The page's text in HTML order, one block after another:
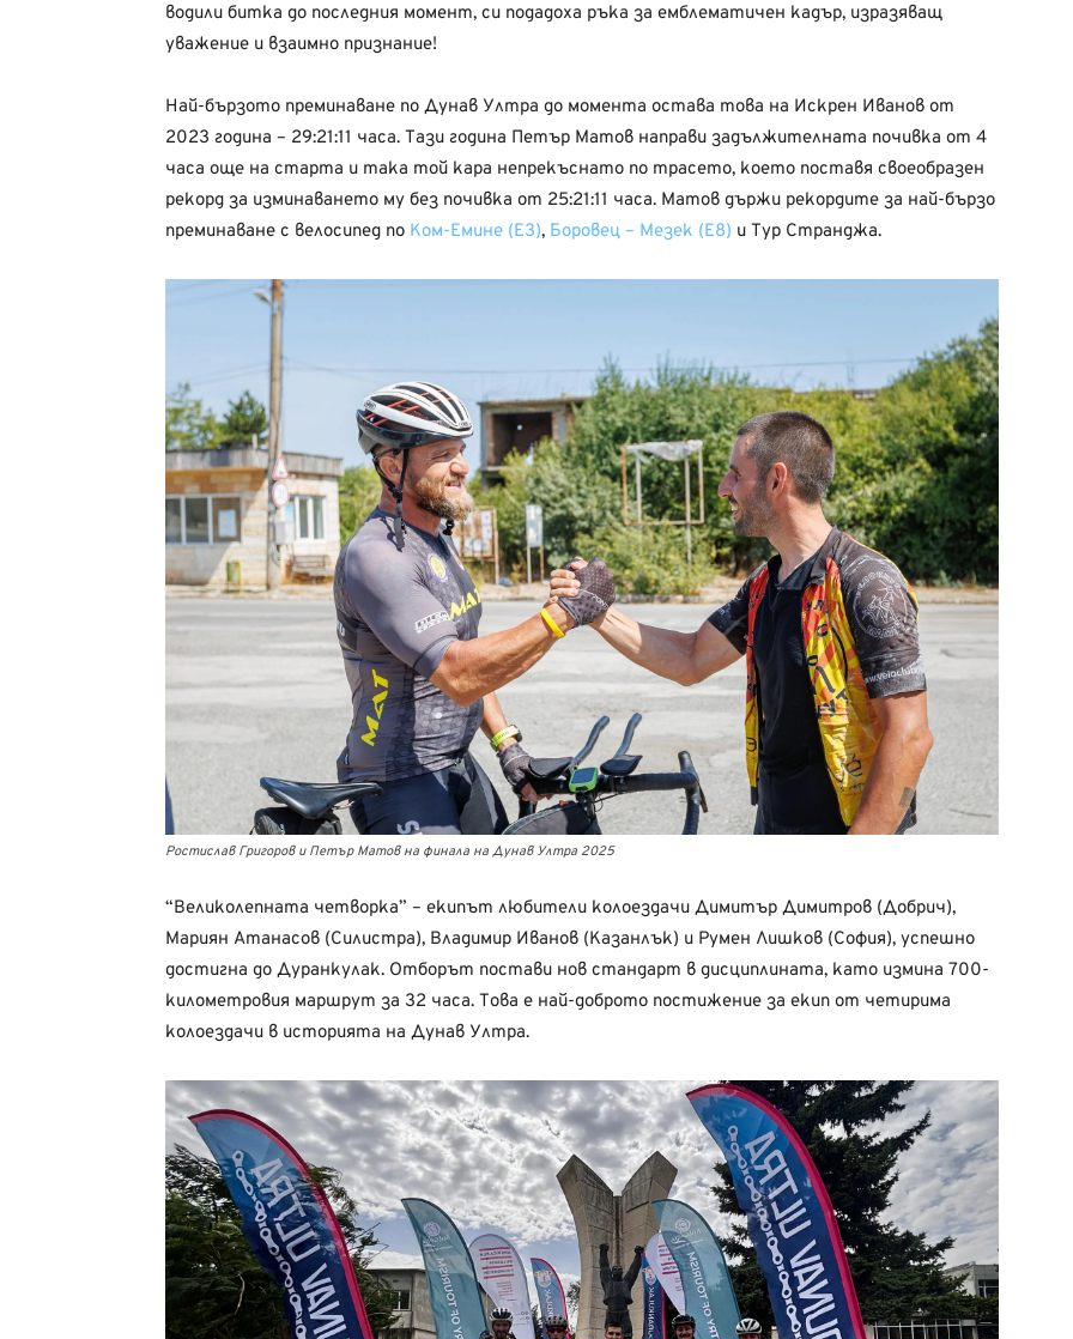
водили битка до последния момент, си подадоха ръка за емблематичен кадър, изразяващ
уважение и взаимно признание!
Най-бързото преминаване по Дунав Ултра до момента остава това на Искрен Иванов от
2023 година – 29:21:11 часа. Тази година Петър Матов направи задължителната почивка от 4
часа още на старта и така той кара непрекъснато по трасето, което поставя своеобразен
рекорд за изминаването му без почивка от 25:21:11 часа. Матов държи рекордите за най-бързо
преминаване с велосипед по Ком-Емине (E3), Боровец – Мезек (Е8) и Тур Странджа.
Ростислав Григоров и Петър Матов на финала на Дунав Ултра 2025
“Великолепната четворка” – екипът любители колоездачи Димитър Димитров (Добрич),
Мариян Атанасов (Силистра), Владимир Иванов (Казанлък) и Румен Лишков (София), успешно
достигна до Дуранкулак. Отборът постави нов стандарт в дисциплината, като измина 700-
километровия маршрут за 32 часа. Това е най-доброто постижение за екип от четирима
колоездачи в историята на Дунав Ултра.